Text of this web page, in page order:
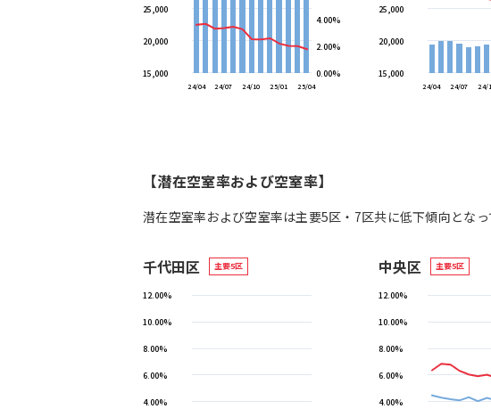
15,000
20,000
25,000
0.00%
2.00%
4.00%
24/04 24/07 24/10 25/01 25/04
15,000
20,000
25,000
24/04 24/07 24/
【潜在空室率および空室率】
潜在空室率および空室率は主要5区・7区共に低下傾向となっ
千代田区 主要5区
4.00%
6.00%
8.00%
10.00%
12.00%
中央区 主要5区
4.00%
6.00%
8.00%
10.00%
12.00%